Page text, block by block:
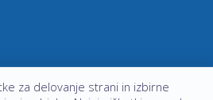
za delovanje strani in izbirne